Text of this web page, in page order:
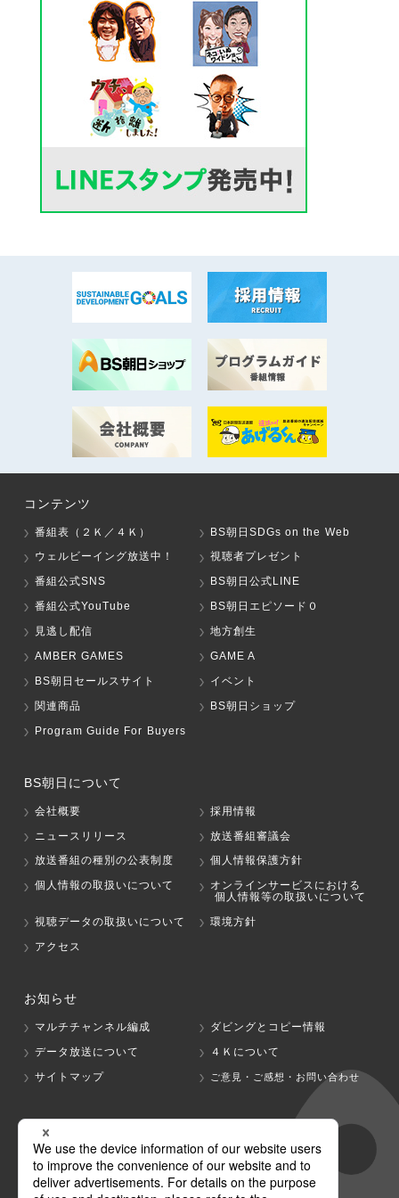
コンテンツ
番組表（２Ｋ／４Ｋ）
BS朝日SDGs on the Web
ウェルビーイング放送中！
視聴者プレゼント
番組公式SNS
BS朝日公式LINE
番組公式YouTube
BS朝日エピソード０
見逃し配信
地方創生
AMBER GAMES
GAME A
BS朝日セールスサイト
イベント
関連商品
BS朝日ショップ
Program Guide For Buyers
BS朝日について
会社概要
採用情報
ニュースリリース
放送番組審議会
放送番組の種別の公表制度
個人情報保護方針
個人情報の取扱いについて
オンラインサービスにおける
個人情報等の取扱いについて
視聴データの取扱いについて
環境方針
アクセス
お知らせ
マルチチャンネル編成
ダビングとコピー情報
データ放送について
４Ｋについて
サイトマップ
ご意見・ご感想・お問い合わせ
グループ会社
テレビ朝日 テレ朝チャンネル